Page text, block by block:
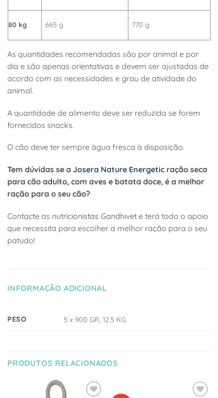
80 kg 665 g 770 g
As quantidades recomendadas são por animal e por
dia e são apenas orientativas e devem ser ajustadas de
acordo com as necessidades e grau de atividade do
animal.
A quantidade de alimento deve ser reduzida se forem
fornecidos snacks.
O cão deve ter sempre água fresca à disposição.
Tem dúvidas se a Josera Nature Energetic ração seca
para cão adulto, com aves e batata doce, é a melhor
ração para o seu cão?
Contacte as nutricionistas Gandhivet e terá todo o apoio
que necessita para escolher a melhor ração para o seu
patudo!
INFORMAÇÃO ADICIONAL
PESO 5 x 900 GR, 12,5 KG
PRODUTOS RELACIONADOS